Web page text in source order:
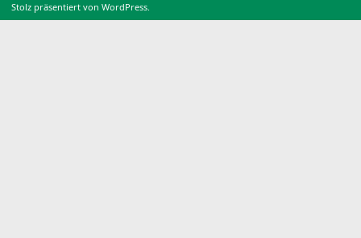
Stolz präsentiert von WordPress.